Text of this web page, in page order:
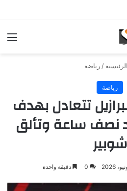
الرئيسية / رياضة
رياضة
تتعادل بهدف
نصف ساعة وتألق
شوبير
0 دقيقة واحدة